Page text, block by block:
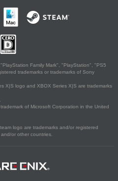
Family Mark", "PlayStation", "PS5
trademarks or trademarks of Sony
X|S logo and XBOX Series X|S are trademarks
of Microsoft Corporation in the United
logo are trademarks and/or registered
or other countries.